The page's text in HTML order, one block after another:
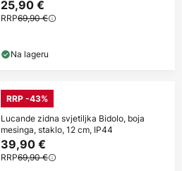
25,90 €
RRP69,90 €
Na lageru
RRP -43%
Lucande zidna svjetiljka Bidolo, boja
mesinga, staklo, 12 cm, IP44
39,90 €
RRP69,90 €